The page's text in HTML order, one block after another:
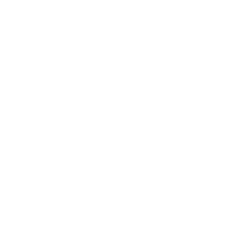
都可能成
式难以应
Zoom等
言会议
络提供